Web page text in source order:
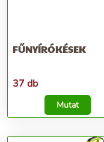
FŰNYÍRÓKÉSEK
37 db
Mutat